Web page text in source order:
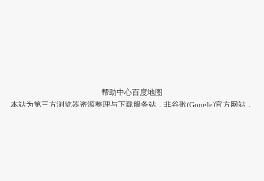
帮助中心百度地图
本站为第三方浏览器资源整理与下载服务站，非谷歌(Google)官方网站，